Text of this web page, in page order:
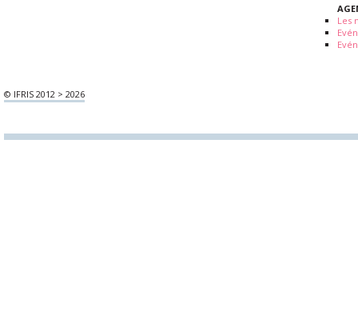
Les
© IFRIS 2012 > 2026